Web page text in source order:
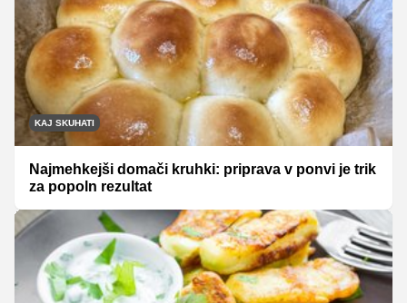
KAJ SKUHATI
Najmehkejši domači kruhki: priprava v ponvi je trik
za popoln rezultat